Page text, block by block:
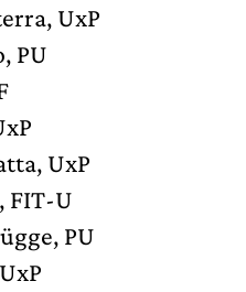
UxP
PU
UxP
FIT-U
PU